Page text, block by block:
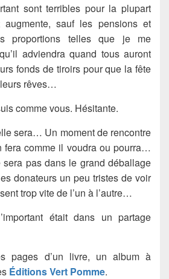
sont terribles pour la plupart
augmente, sauf les pensions et
proportions telles que je me
adviendra quand tous auront
fonds de tiroirs pour que la fête
rêves…
comme vous. Hésitante.
sera… Un moment de rencontre
fera comme il voudra ou pourra…
sera pas dans le grand déballage
donateurs un peu tristes de voir
trop vite de l’un à l’autre…
était dans un partage
pages d’un livre, un album à
Éditions Vert Pomme.